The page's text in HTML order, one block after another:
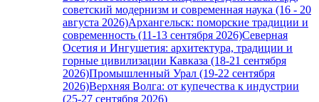
советский модернизм и современная наука (16 - 20
августа 2026)Архангельск: поморские традиции и
современность (11-13 сентября 2026)Северная
Осетия и Ингушетия: архитектура, традиции и
горные цивилизации Кавказа (18-21 сентября
2026)Промышленный Урал (19-22 сентября
2026)Верхняя Волга: от купечества к индустрии
(25-27 сентября 2026)